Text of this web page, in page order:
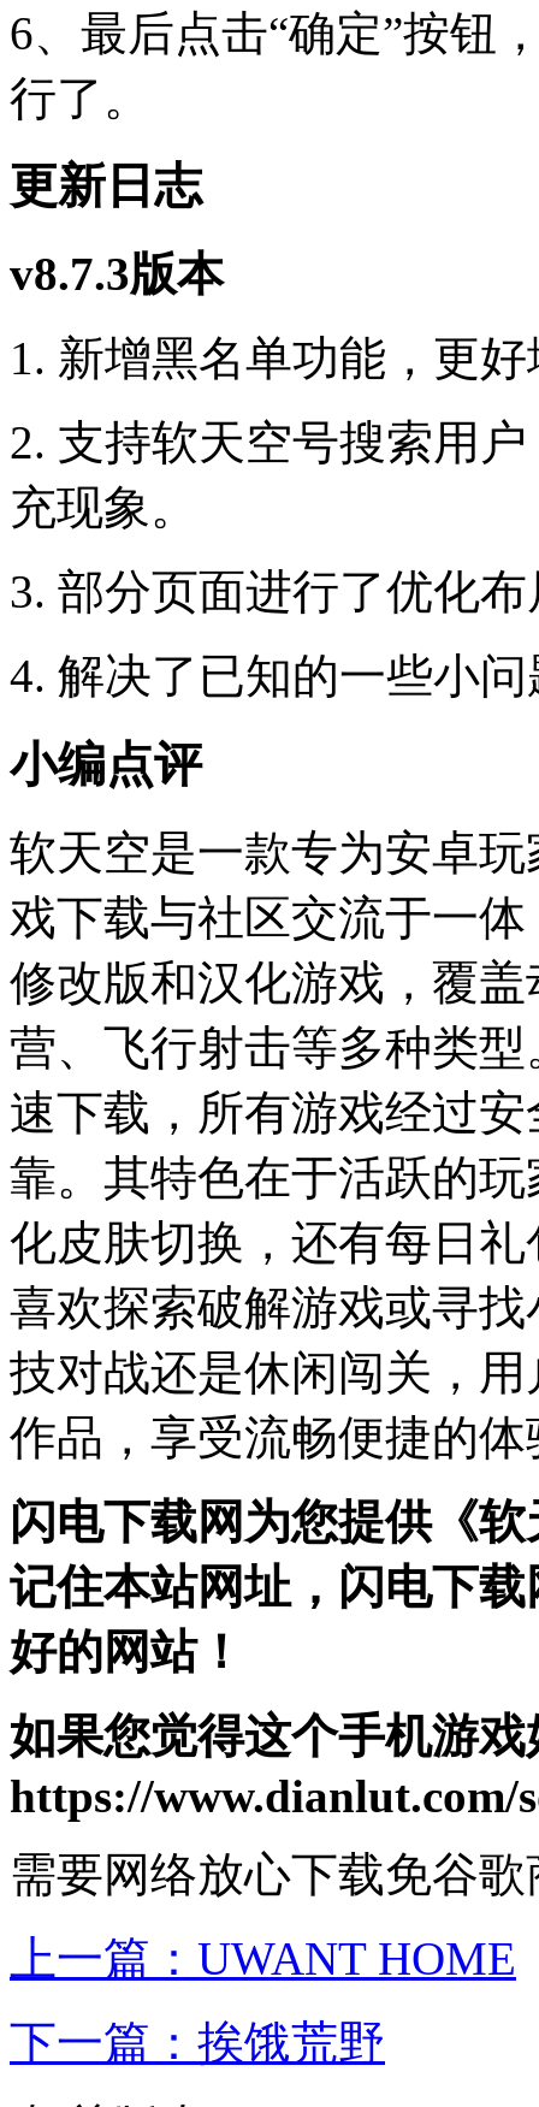
6、最后点击“确定”按钮
行了。
更新日志
v8.7.3版本
1. 新增黑名单功能，更
2. 支持软天空号搜索用
充现象。
3. 部分页面进行了优化
4. 解决了已知的一些小
小编点评
软天空是一款专为安卓
戏下载与社区交流于一
修改版和汉化游戏，覆
营、飞行射击等多种类
速下载，所有游戏经过
靠。其特色在于活跃的
化皮肤切换，还有每日
喜欢探索破解游戏或寻
技对战还是休闲闯关，
作品，享受流畅便捷的体
闪电下载网为您提供《
记住本站网址，闪电下
好的网站！
如果您觉得这个手机游
https://www.dianlut.com/
需要网络放心下载免谷歌
上一篇： UWANT HOME
下一篇： 挨饿荒野